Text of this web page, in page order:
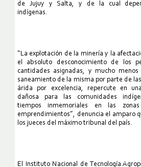
de Jujuy y Salta, y de la cual
indígenas.
“La explotación de la minería y la
el absoluto desconocimiento de los
cantidades asignadas, y mucho
saneamiento de la misma por parte de
árida por excelencia, repercute en
dañosa para las comunidades
tiempos inmemoriales en las
emprendimientos”, denuncia el amparo
los jueces del máximo tribunal del país.
El Instituto Nacional de Tecnología